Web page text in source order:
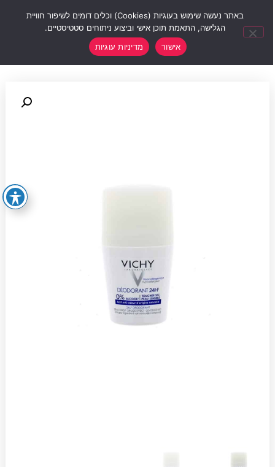
באתר נעשה שימוש בעוגיות (Cookies) וכלים דומים לשיפור חוויית
הגלישה, התאמת תוכן אישי וביצוע ניתוחים סטטיסטיים.
אישור
מדיניות עוגיות